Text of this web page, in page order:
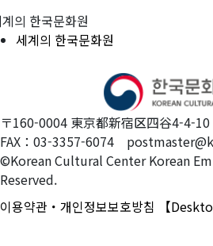
의 한국문화원
세계의 한국문화원
〒160-0004 東京都新宿区四谷4-4-
FAX：03-3357-6074
©Korean Cultural Center Korean
Reserved.
이용약관・개인정보보호방침
【